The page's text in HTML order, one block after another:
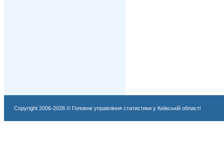
Copyright 2006-2026 © Головне управління статистики у Київській області